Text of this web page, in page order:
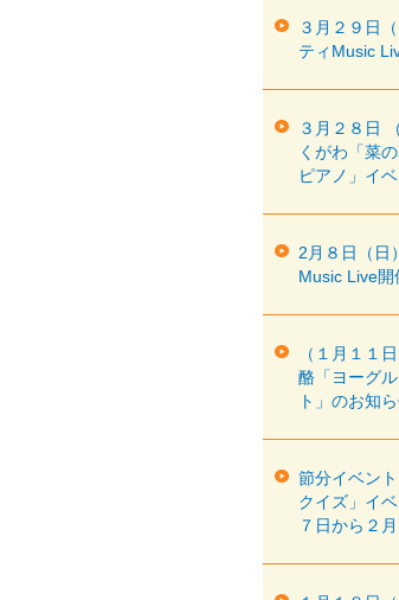
３月２９日
ティMusic
３月２８日
くがわ「菜
ピアノ」イ
2月８日（日
Music Live開
（１月１１
酪「ヨーグ
ト」のお知
節分イベン
クイズ」イ
７日から２月